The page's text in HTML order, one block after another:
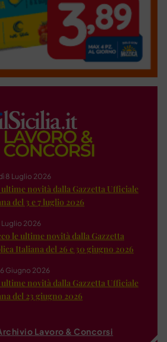
8 Luglio 2026
novità dalla Gazzetta Ufficiale
del 3 e 7 luglio 2026
Luglio 2026
le ultime novità dalla Gazzetta
Italiana del 26 e 30 giugno 2026
Giugno 2026
novità dalla Gazzetta Ufficiale
del 23 giugno 2026
Lavoro & Concorsi